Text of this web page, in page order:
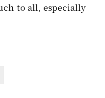
to all, especially